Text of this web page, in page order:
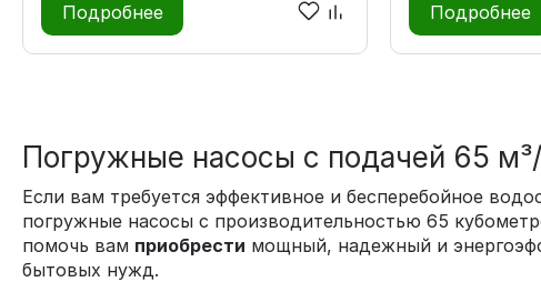
Подробнее Подробнее
Погружные насосы с подачей 65
Если вам требуется эффективное и бесперебойное
погружные насосы с производительностью 65
помочь вам приобрести мощный, надежный и
бытовых нужд.